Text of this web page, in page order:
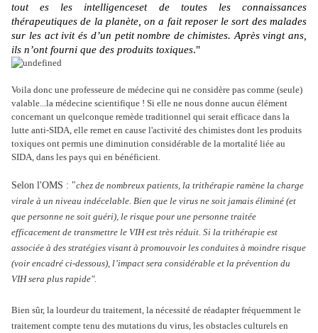
tout es les intelligenceset de toutes les connaissances
thérapeutiques de la planète, on a faitreposer le sort des malades
sur les act ivit és d’un petit nombre de chimistes. Après vingt ans,
ils n’ont fourni que des produits toxiques."
Voila donc une professeure de médecine qui ne considère pas comme (seule)
valable...la médecine scientifique ! Si elle ne nous donne aucun élément
concernant un quelconque remède traditionnel qui serait efficace dans la
lutte anti-SIDA, elle remet en cause l'activité des chimistes dont les produits
toxiques ont permis une diminution considérable de la mortalité liée au
SIDA, dans les pays qui en bénéficient.
Selon l'OMS : "chez de nombreux patients, la trithérapie ramène la charge
virale à un niveau indécelable. Bien que le virus ne soit jamais éliminé (et
que personne ne soit guéri), le risque pour une personne traitée
efficacement de transmettre le VIH est très réduit. Si la trithérapie est
associée à des stratégies visant à promouvoir les conduites à moindre risque
(voir encadré ci-dessous), l’impact sera considérable et la prévention du
VIH sera plus rapide".
Bien sûr, la lourdeur du traitement, la nécessité de réadapter fréquemment le
traitement compte tenu des mutations du virus, les obstacles culturels en